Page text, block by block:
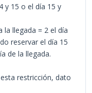
y 15 o el día 15 y
la llegada = 2 el día
reservar el día 15
de la llegada.
restricción, dato